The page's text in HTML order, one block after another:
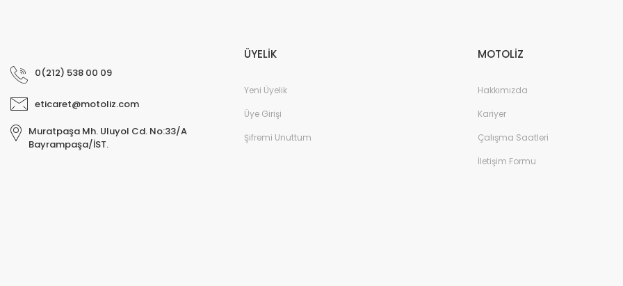
0(212) 538 00 09
eticaret@motoliz.com
Muratpaşa Mh. Uluyol Cd. No:33/A
Bayrampaşa/İST.
ÜYELİK
Yeni Üyelik
Üye Girişi
Şifremi Unuttum
MOTOLİZ
Hakkımızda
Kariyer
Çalışma Saatleri
İletişim Formu